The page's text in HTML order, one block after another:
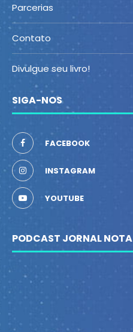
Parcerias
Contato
Divulgue seu livro!
SIGA-NOS
FACEBOOK
INSTAGRAM
YOUTUBE
PODCAST JORNAL NOTA